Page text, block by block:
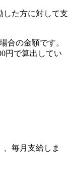
した方に対して支
合の金額です。
円で算出してい
毎月支給しま